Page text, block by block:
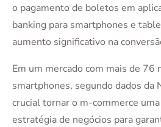
o pagamento de boletos em
banking para smartphones e
aumento significativo na
Em um mercado com mais de 76
smartphones, segundo dados da
crucial tornar o m-commerce
estratégia de negócios para